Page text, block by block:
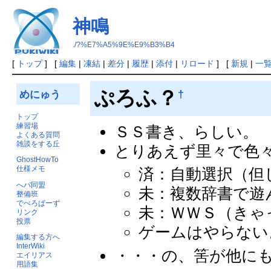
神鳴
./?%E7%A5%9E%E9%B3%B4
[ トップ] [ 編集| 凍結| 差分| 履歴| 添付| リロード ] [ 新規 | 一
めにゅう
トップ
練習場
よくある質問
雑談をする丘
GhostHowTo
仕様メモ
へパ同盟
整備班
でべろぱーず
リンク
投票
編集する方へ
InterWiki
エイリアス
用語集
ぷろふ？ †
ＳＳ書き、らしい。
とりあえず里々で色
済：自動選択（但
未：複数辞書で
未：ＷＷＳ（き
ゲームはやらな
・・・の、筈が他に